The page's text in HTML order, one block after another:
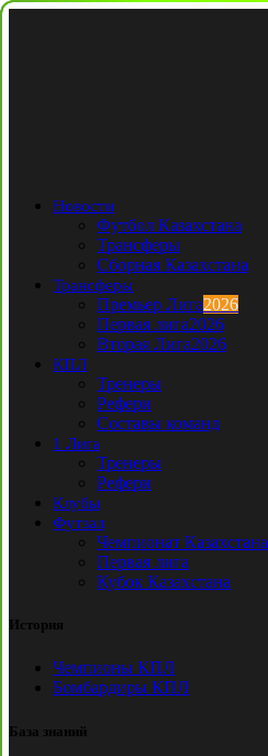
Новости
Футбол Казахстана
Трансферы
Сборная Казахстана
Трансферы
Премьер Лига2026
Первая лига2026
Вторая Лига2026
КПЛ
Тренеры
Рефери
Составы команд
1 Лига
Тренеры
Рефери
Клубы
Футзал
Чемпионат Казахстана
Первая лига
Кубок Казахстана
История
Чемпионы КПЛ
Бомбардиры КПЛ
База знаний